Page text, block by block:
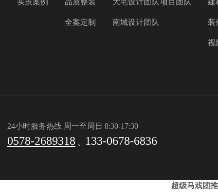
实景案例 品质整装
全案定制
大宅设计团队
南城设计团队
项目团队 建
装
视
24小时服务热线 周一至周日 8:30-17:30
0578-2689318 133-0678-6836
超级马戏团